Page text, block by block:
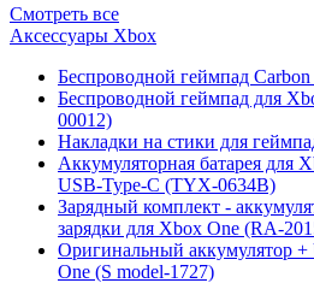
Смотреть все
Аксессуары Xbox
Беспроводной геймпад
Беспроводной геймпад для
00012)
Накладки на стики для
Аккумуляторная батарея для
USB-Type-C (TYX-0634B)
Зарядный комплект -
зарядки для Xbox One (RA-
Оригинальный аккумулятор +
One (S model-1727)